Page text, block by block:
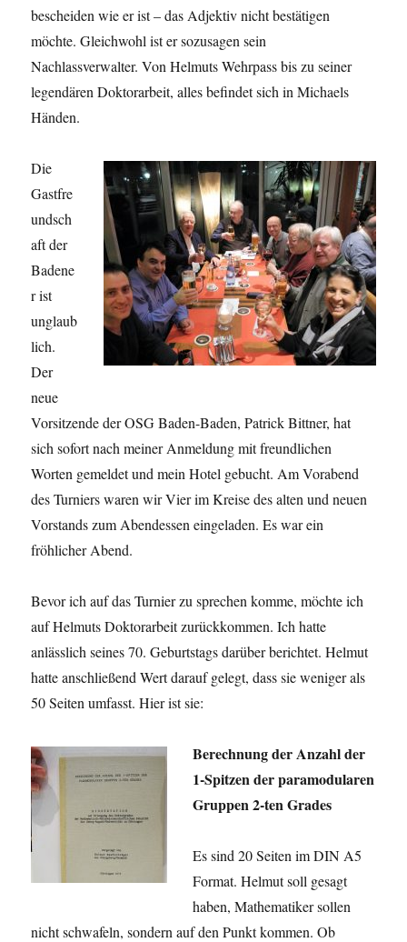
bescheiden wie er ist – das Adjektiv nicht bestätigen
möchte. Gleichwohl ist er sozusagen sein
Nachlassverwalter. Von Helmuts Wehrpass bis zu seiner
legendären Doktorarbeit, alles befindet sich in Michaels
Händen.
Die
Gastfre
undsch
aft der
Badene
r ist
unglaub
lich.
Der
neue
Vorsitzende der OSG Baden-Baden, Patrick Bittner, hat
sich sofort nach meiner Anmeldung mit freundlichen
Worten gemeldet und mein Hotel gebucht. Am Vorabend
des Turniers waren wir Vier im Kreise des alten und neuen
Vorstands zum Abendessen eingeladen. Es war ein
fröhlicher Abend.
Bevor ich auf das Turnier zu sprechen komme, möchte ich
auf Helmuts Doktorarbeit zurückkommen. Ich hatte
anlässlich seines 70. Geburtstags darüber berichtet. Helmut
hatte anschließend Wert darauf gelegt, dass sie weniger als
50 Seiten umfasst. Hier ist sie:
Berechnung der Anzahl der
1-Spitzen der paramodularen
Gruppen 2-ten Grades
Es sind 20 Seiten im DIN A5
Format. Helmut soll gesagt
haben, Mathematiker sollen
nicht schwafeln, sondern auf den Punkt kommen. Ob